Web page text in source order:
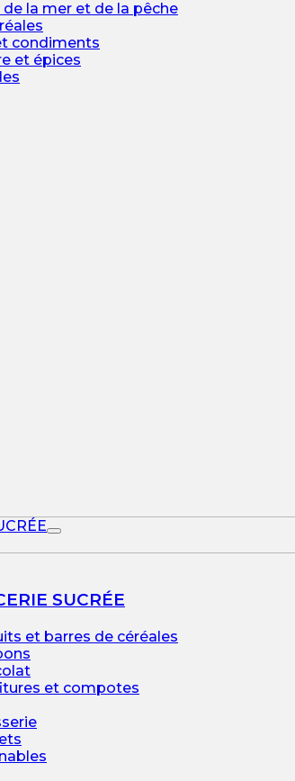
la mer et de la pêche
condiments
et épices
SUCRÉE
et barres de céréales
et compotes